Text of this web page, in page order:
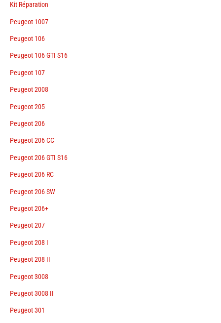
Kit Réparation
Peugeot 1007
Peugeot 106
Peugeot 106 GTI S16
Peugeot 107
Peugeot 2008
Peugeot 205
Peugeot 206
Peugeot 206 CC
Peugeot 206 GTI S16
Peugeot 206 RC
Peugeot 206 SW
Peugeot 206+
Peugeot 207
Peugeot 208 I
Peugeot 208 II
Peugeot 3008
Peugeot 3008 II
Peugeot 301